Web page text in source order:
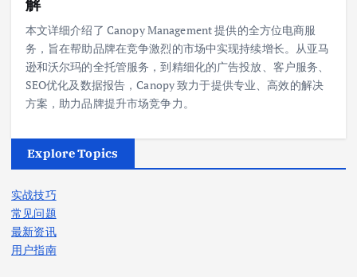
本文详细介绍了 Canopy Management 提供的全方位电商服
务，旨在帮助品牌在竞争激烈的市场中实现持续增长。从亚马
逊和沃尔玛的全托管服务，到精细化的广告投放、客户服务、
SEO优化及数据报告，Canopy 致力于提供专业、高效的解决
方案，助力品牌提升市场竞争力。
Explore Topics
实战技巧
常见问题
最新资讯
用户指南